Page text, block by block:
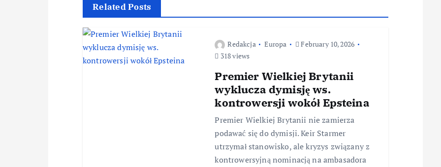
Related Posts
Redakcja Europa
February 10, 2026
318 views
Premier Wielkiej Brytanii
wyklucza dymisję ws.
kontrowersji wokół Epsteina
Premier Wielkiej Brytanii nie zamierza
podawać się do dymisji. Keir Starmer
utrzymał stanowisko, ale kryzys związany z
kontrowersyjną nominacją na ambasadora